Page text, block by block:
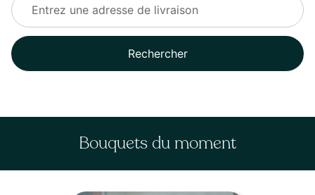
Rechercher
Bouquets du moment